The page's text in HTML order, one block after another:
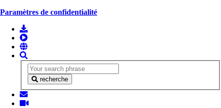
Paramètres de confidentialité
recherche